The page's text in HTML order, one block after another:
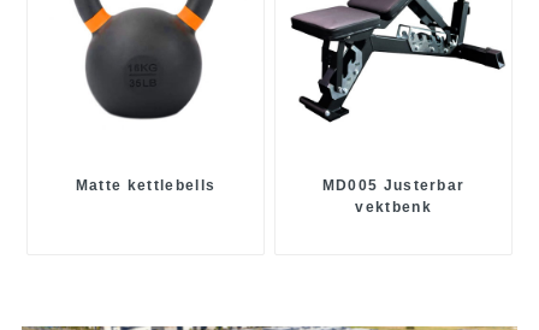
Matte kettlebells
MD005 Justerbar
vektbenk